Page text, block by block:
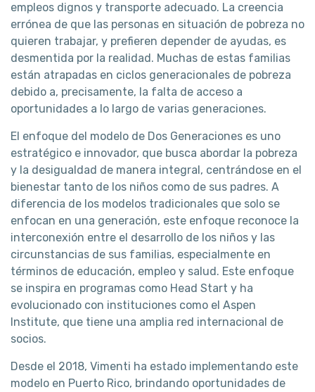
empleos dignos y transporte adecuado. La creencia
errónea de que las personas en situación de pobreza no
quieren trabajar, y prefieren depender de ayudas, es
desmentida por la realidad. Muchas de estas familias
están atrapadas en ciclos generacionales de pobreza
debido a, precisamente, la falta de acceso a
oportunidades a lo largo de varias generaciones.
El enfoque del modelo de Dos Generaciones es uno
estratégico e innovador, que busca abordar la pobreza
y la desigualdad de manera integral, centrándose en el
bienestar tanto de los niños como de sus padres. A
diferencia de los modelos tradicionales que solo se
enfocan en una generación, este enfoque reconoce la
interconexión entre el desarrollo de los niños y las
circunstancias de sus familias, especialmente en
términos de educación, empleo y salud. Este enfoque
se inspira en programas como Head Start y ha
evolucionado con instituciones como el Aspen
Institute, que tiene una amplia red internacional de
socios.
Desde el 2018, Vimenti ha estado implementando este
modelo en Puerto Rico, brindando oportunidades de